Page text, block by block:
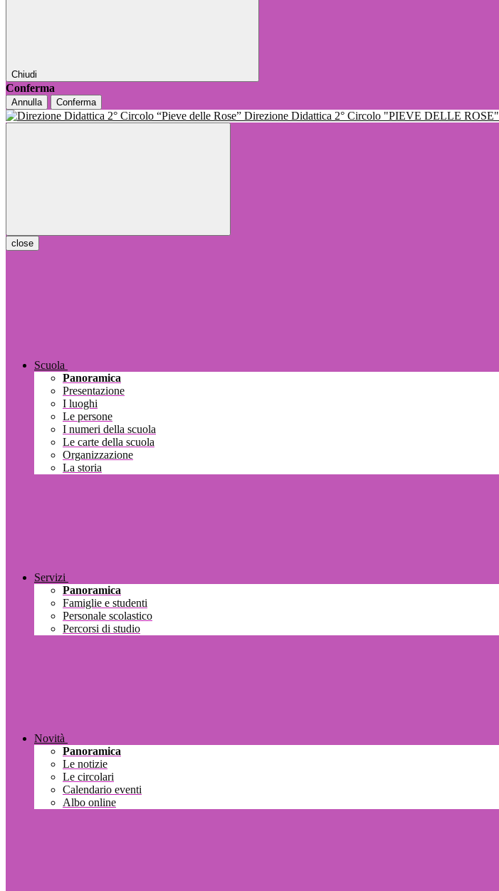
Chiudi
Conferma
Annulla Conferma
Direzione Didattica 2° Circolo "PIEVE DELLE ROSE"
close
Scuola
Panoramica
Presentazione
I luoghi
Le persone
I numeri della scuola
Le carte della scuola
Organizzazione
La storia
Servizi
Panoramica
Famiglie e studenti
Personale scolastico
Percorsi di studio
Novità
Panoramica
Le notizie
Le circolari
Calendario eventi
Albo online